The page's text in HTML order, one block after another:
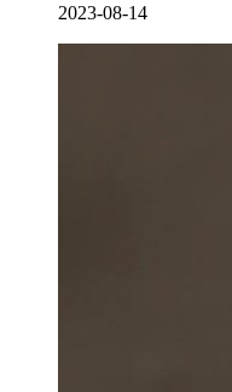
2023-08-14